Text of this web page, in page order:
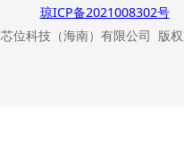
琼ICP备2021008302号
芯位科技（海南）有限公司 版